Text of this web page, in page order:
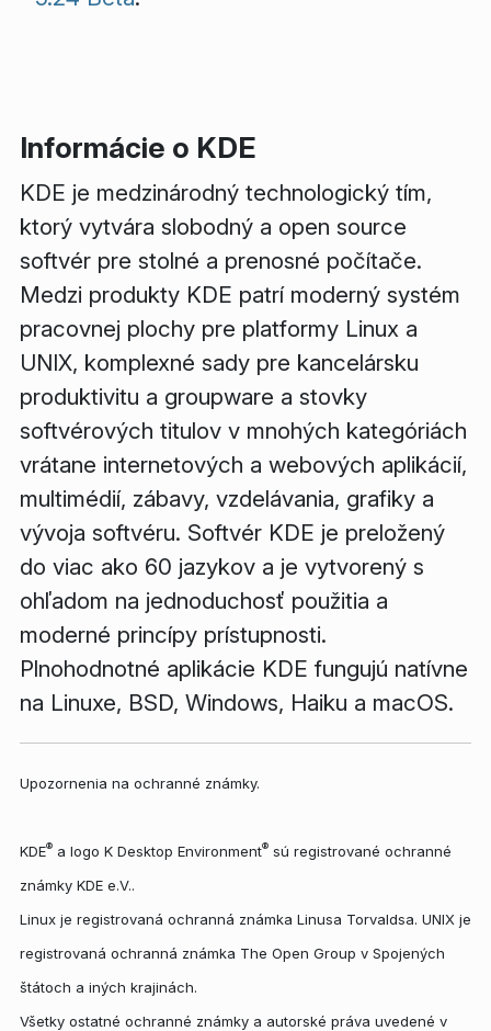
Informácie o KDE
KDE je medzinárodný technologický tím,
ktorý vytvára slobodný a open source
softvér pre stolné a prenosné počítače.
Medzi produkty KDE patrí moderný systém
pracovnej plochy pre platformy Linux a
UNIX, komplexné sady pre kancelársku
produktivitu a groupware a stovky
softvérových titulov v mnohých kategóriách
vrátane internetových a webových aplikácií,
multimédií, zábavy, vzdelávania, grafiky a
vývoja softvéru. Softvér KDE je preložený
do viac ako 60 jazykov a je vytvorený s
ohľadom na jednoduchosť použitia a
moderné princípy prístupnosti.
Plnohodnotné aplikácie KDE fungujú natívne
na Linuxe, BSD, Windows, Haiku a macOS.
Upozornenia na ochranné známky.
KDE® a logo K Desktop Environment® sú registrované ochranné
známky KDE e.V..
Linux je registrovaná ochranná známka Linusa Torvaldsa. UNIX je
registrovaná ochranná známka The Open Group v Spojených
štátoch a iných krajinách.
Všetky ostatné ochranné známky a autorské práva uvedené v